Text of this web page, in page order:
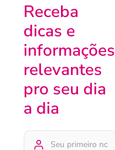
Receba
dicas e
informações
relevantes
pro seu dia
a dia